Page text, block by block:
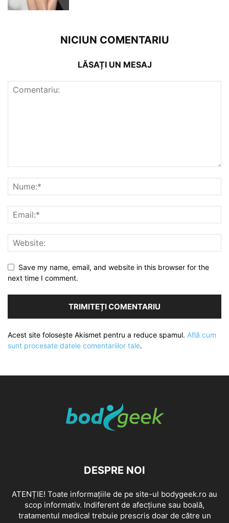
NICIUN COMENTARIU
LĂSAȚI UN MESAJ
Save my name, email, and website in this browser for the
next time I comment.
Acest site folosește Akismet pentru a reduce spamul. Află cum
sunt procesate datele comentariilor tale.
DESPRE NOI
ATENȚIE! Toate informațiile de pe site-ul bodygeek.ro au
scop informativ. Indiferent de afecțiune sau boală,
tratamentul medical trebuie prescris doar de către un